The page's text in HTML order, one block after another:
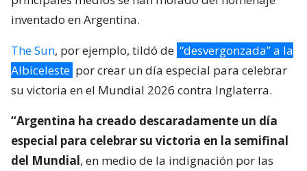
inventado en Argentina.
The Sun, por ejemplo, tildó de “desvergonzada” a la
Albiceleste por crear un día especial para celebrar
su victoria en el Mundial 2026 contra Inglaterra.
“Argentina ha creado descaradamente un día
especial para celebrar su victoria en la semifinal
del Mundial, en medio de la indignación por las